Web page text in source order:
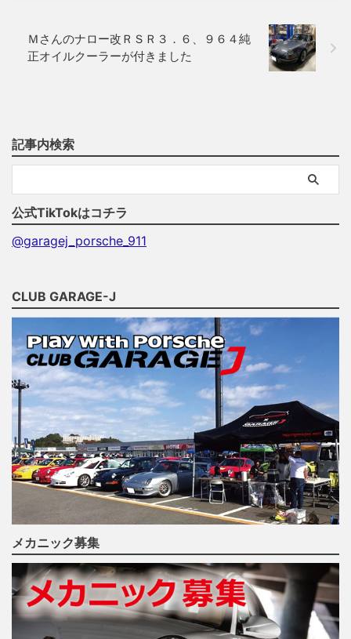
Ｍさんのナロー改ＲＳＲ３．６、９６４純
正オイルクーラーが付きました
記事内検索
公式TikTokはコチラ
@garagej_porsche_911
CLUB GARAGE-J
メカニック募集